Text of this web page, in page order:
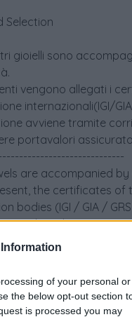
of your personal or
the below opt-out section
is processed you may
Selection
gioielli sono
vengono allegati i
internazionali(IGI/
avviene tramite
portavalori
are accompanied
the certificates of
bodies (IGI / GIA /
takes place via
security courier